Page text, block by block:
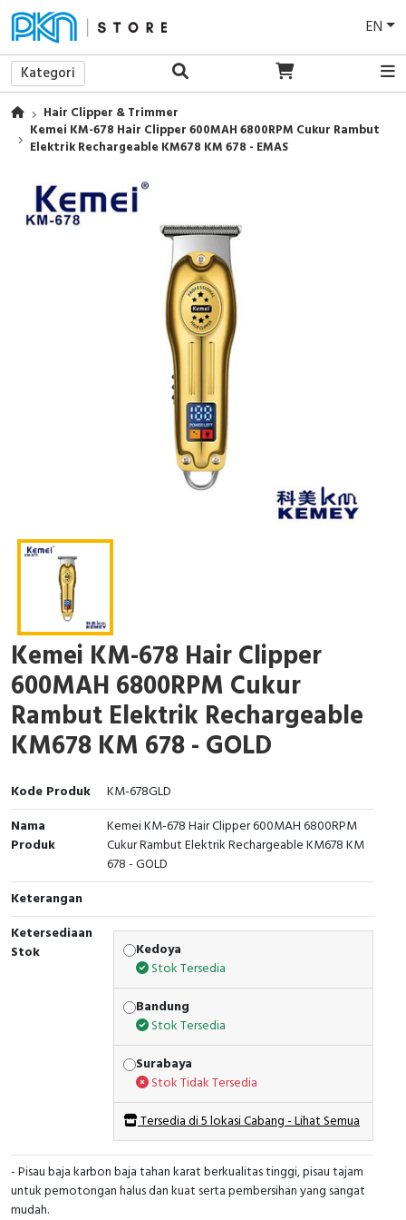
EN
Kategori
Hair Clipper & Trimmer
Kemei KM-678 Hair Clipper 600MAH 6800RPM Cukur Rambut
Elektrik Rechargeable KM678 KM 678 - EMAS
Kemei KM-678 Hair Clipper
600MAH 6800RPM Cukur
Rambut Elektrik Rechargeable
KM678 KM 678 - GOLD
Kode Produk
KM-678GLD
Nama
Produk
Kemei KM-678 Hair Clipper 600MAH 6800RPM
Cukur Rambut Elektrik Rechargeable KM678 KM
678 - GOLD
Keterangan
Ketersediaan
Stok
Kedoya
Stok Tersedia
Bandung
Stok Tersedia
Surabaya
Stok Tidak Tersedia
Tersedia di 5 lokasi Cabang - Lihat Semua
- Pisau baja karbon baja tahan karat berkualitas tinggi, pisau tajam
untuk pemotongan halus dan kuat serta pembersihan yang sangat
mudah.